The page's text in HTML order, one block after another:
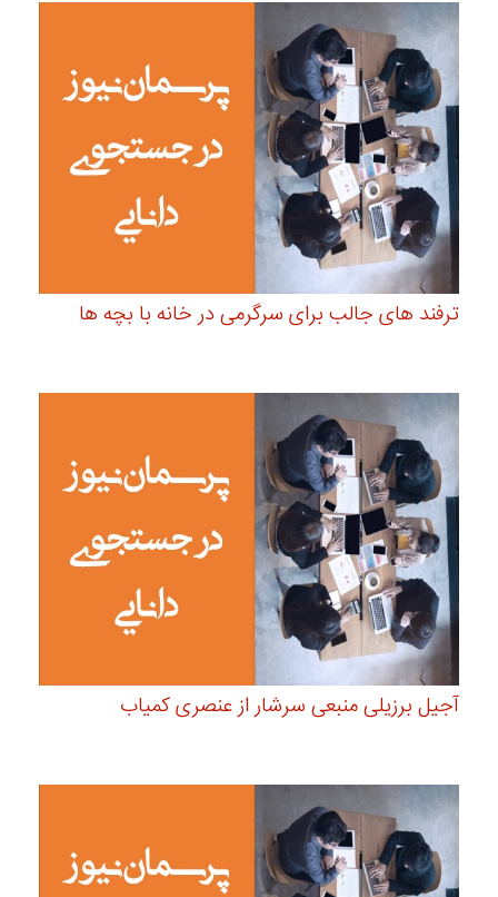
ترفند های جالب برای سرگرمی در خانه با بچه ها
آجیل برزیلی منبعی سرشار از عنصری کمیاب